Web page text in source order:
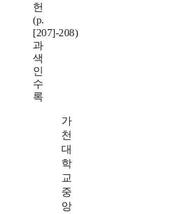
헌
(p.
[207]-208)
과
색
인
수
록
가
천
대
학
교
중
앙